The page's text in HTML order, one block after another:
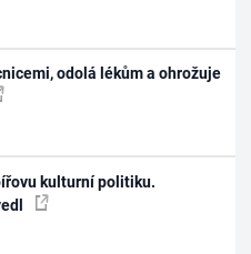
odolá lékům a ohrožuje
kulturní politiku.